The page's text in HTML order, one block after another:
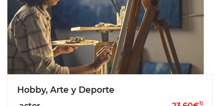
Hobby, Arte y Deporte
1)